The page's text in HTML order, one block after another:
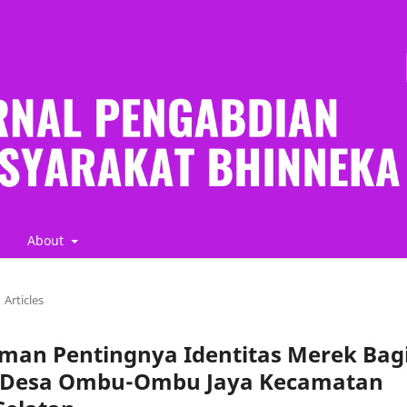
About
Articles
Pentingnya Identitas Merek
Ombu-Ombu Jaya Kecamatan